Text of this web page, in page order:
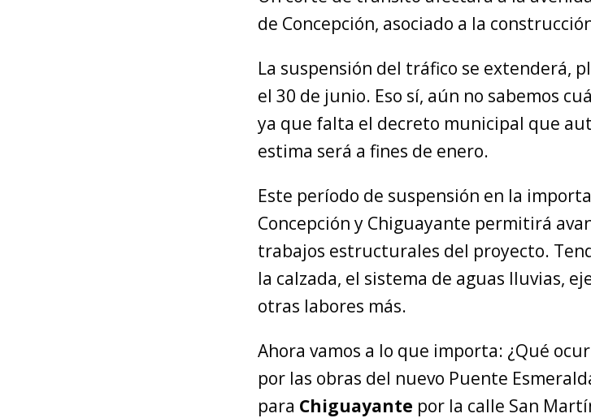
de Concepción, asociado a la
La suspensión del tráfico se extenderá,
el 30 de junio. Eso sí, aún no sabemos
ya que falta el decreto municipal que
estima será a fines de enero.
Este período de suspensión en la
Concepción y Chiguayante permitirá
trabajos estructurales del proyecto.
la calzada, el sistema de aguas lluvias,
otras labores más.
Ahora vamos a lo que importa: ¿Qué
por las obras del nuevo Puente
para Chiguayante por la calle San